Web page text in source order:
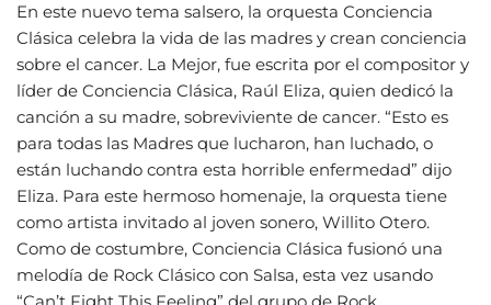
En este nuevo tema salsero, la orquesta Conciencia
Clásica celebra la vida de las madres y crean conciencia
sobre el cancer. La Mejor, fue escrita por el compositor y
líder de Conciencia Clásica, Raúl Eliza, quien dedicó la
canción a su madre, sobreviviente de cancer. “Esto es
para todas las Madres que lucharon, han luchado, o
están luchando contra esta horrible enfermedad” dijo
Eliza. Para este hermoso homenaje, la orquesta tiene
como artista invitado al joven sonero, Willito Otero.
Como de costumbre, Conciencia Clásica fusionó una
melodía de Rock Clásico con Salsa, esta vez usando